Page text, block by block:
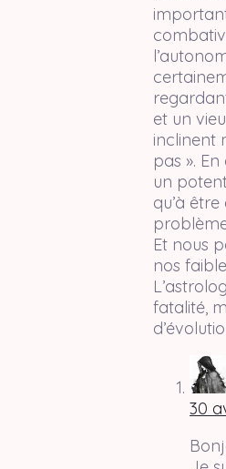
et un
inclinent
pas ».
un
qu’à
Et nous
nos
fatalité,
30